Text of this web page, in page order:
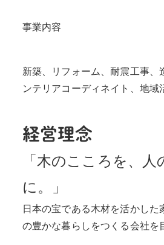
事業内容
新築、リフォーム、耐震工事、
ンテリアコーディネイト、地域
経営理念
「木のこころを、人
に。」
日本の宝である木材を活かした
の豊かな暮らしをつくる会社を